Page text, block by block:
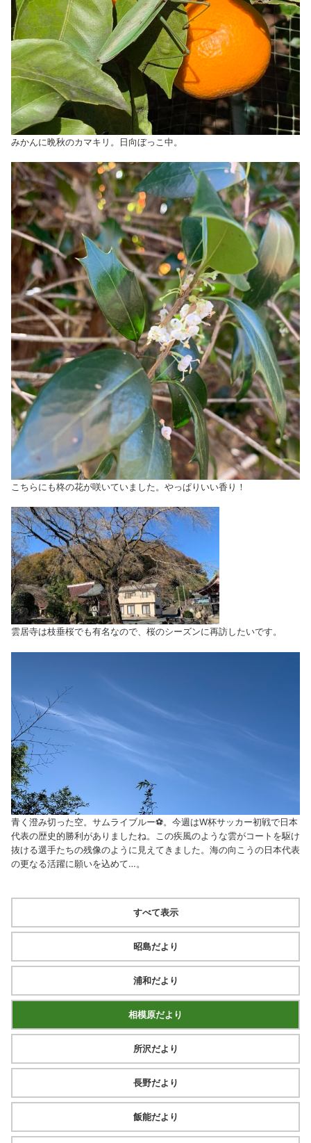
みかんに晩秋のカマキリ。日向ぼっこ中。
こちらにも柊の花が咲いていました。やっぱりいい香り！
雲居寺は枝垂桜でも有名なので、桜のシーズンに再訪したいです。
青く澄み切った空。サムライブルー⚽。今週はW杯サッカー初戦で日本
代表の歴史的勝利がありましたね。この疾風のような雲がコートを駆け
抜ける選手たちの残像のように見えてきました。海の向こうの日本代表
の更なる活躍に願いを込めて…。
すべて表示
昭島だより
浦和だより
相模原だより
所沢だより
長野だより
飯能だより